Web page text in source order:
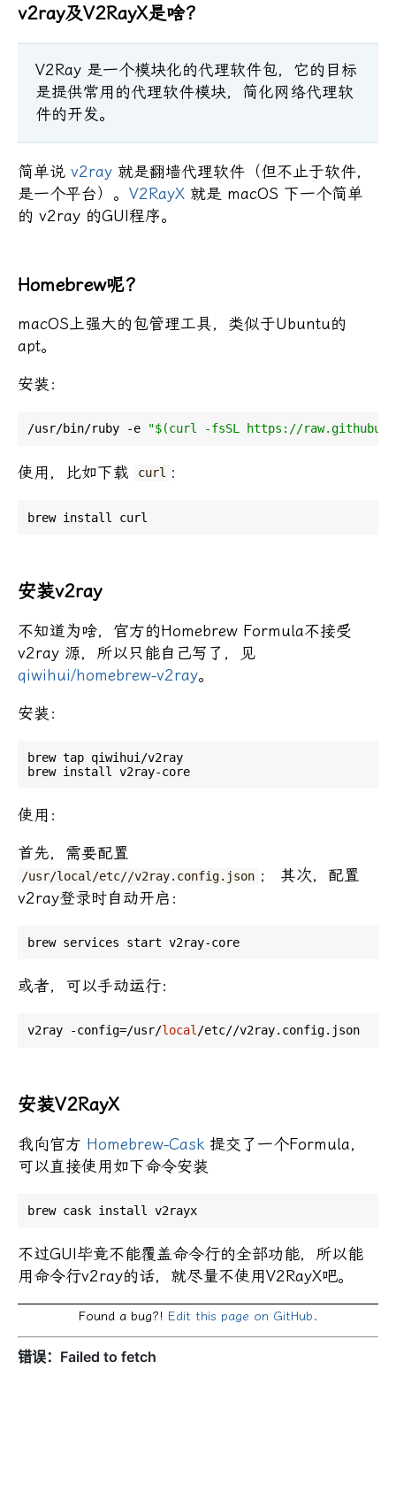
v2ray及V2RayX是啥？
V2Ray 是一个模块化的代理软件包，它的目标
是提供常用的代理软件模块，简化网络代理软
件的开发。
简单说 v2ray 就是翻墙代理软件（但不止于软件，
是一个平台）。 V2RayX 就是 macOS 下一个简单
的 v2ray 的GUI程序。
Homebrew呢？
macOS上强大的包管理工具，类似于Ubuntu的
apt。
安装：
/usr/bin/ruby -e "$(curl -fsSL https://
使用，比如下载 curl :
安装v2ray
不知道为啥，官方的Homebrew Formula不接受
v2ray 源，所以只能自己写了，见
qiwihui/homebrew-v2ray。
安装：
brew tap qiwihui/v2ray
使用：
首先，需要配置
/usr/local/etc//v2ray.config.json ； 其次，配置
v2ray登录时自动开启：
或者，可以手动运行：
v2ray -config=/usr/local
安装V2RayX
我向官方 Homebrew-Cask 提交了一个Formula，
可以直接使用如下命令安装
不过GUI毕竟不能覆盖命令行的全部功能，所以能
用命令行v2ray的话，就尽量不使用V2RayX吧。
Found a bug?! Edit this page on GitHub.